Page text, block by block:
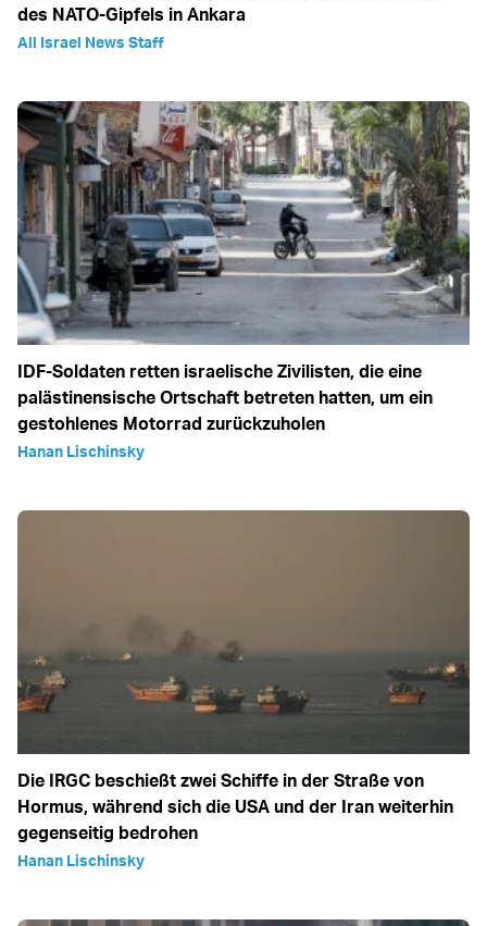
des NATO-Gipfels in Ankara
All Israel News Staff
IDF-Soldaten retten israelische Zivilisten, die eine
palästinensische Ortschaft betreten hatten, um ein
gestohlenes Motorrad zurückzuholen
Hanan Lischinsky
Die IRGC beschießt zwei Schiffe in der Straße von
Hormus, während sich die USA und der Iran weiterhin
gegenseitig bedrohen
Hanan Lischinsky